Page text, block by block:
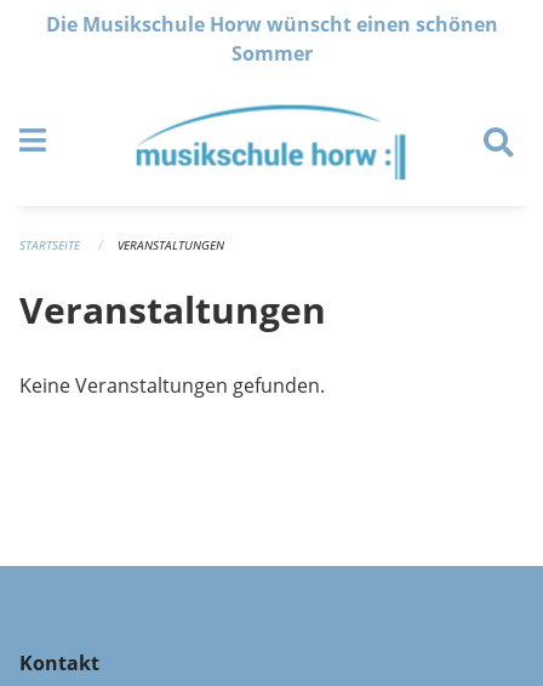
Navigation überspringen
Die Musikschule Horw wünscht einen schönen
Sommer
STARTSEITE VERANSTALTUNGEN
Veranstaltungen
Keine Veranstaltungen gefunden.
Kontakt